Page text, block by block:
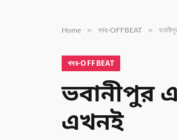
Home » খবর-OFFBEAT »
খবর-OFFBEAT
ভবানীপুর
এখনই